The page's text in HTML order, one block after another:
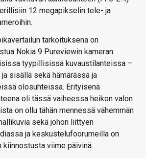
12 megapikselin tele- ja
tarkoituksena on
Nokia 9 Pureviewin kameran
tyypillisissä kuvaustilanteissa –
sisällä sekä hämärässä ja
olosuhteissa. Erityisenä
oli tässä vaiheessa heikon valon
on ollu tähän mennessä vähemmän
sekä johon liittyen
ja keskustelufoorumeilla on
kiinnostusta viime päivinä.